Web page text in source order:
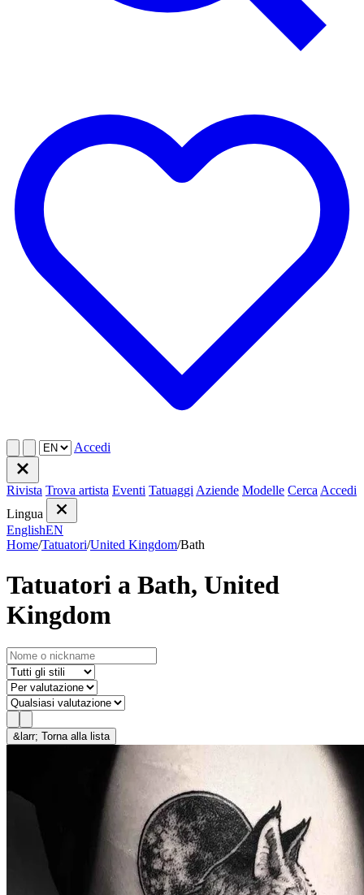
Accedi
Rivista Trova artista Eventi Tatuaggi Aziende Modelle Cerca Accedi
Lingua
EnglishEN
Home/Tatuatori/United Kingdom/Bath
Tatuatori a Bath, United
Kingdom
&larr; Torna alla lista